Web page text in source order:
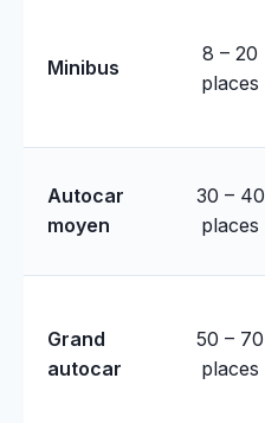
Minibus
8 – 20
places
Autocar
moyen
30 – 40
places
Grand
autocar
50 – 70
places